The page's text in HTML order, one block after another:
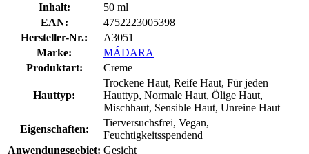
Inhalt:
50 ml
EAN:
4752223005398
Hersteller-Nr.:
A3051
Marke:
MÁDARA
Produktart:
Creme
Hauttyp:
Trockene Haut, Reife Haut, Für jeden
Hauttyp, Normale Haut, Ölige Haut,
Mischhaut, Sensible Haut, Unreine Haut
Eigenschaften:
Tierversuchsfrei, Vegan,
Feuchtigkeitsspendend
Anwendungsgebiet: Gesicht